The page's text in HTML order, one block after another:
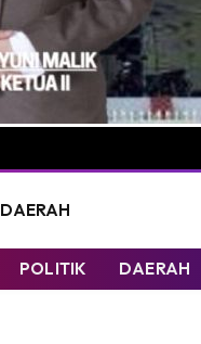
DAERAH
POLITIK DAERAH